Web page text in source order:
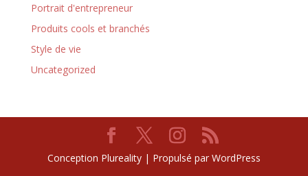
Portrait d'entrepreneur
Produits cools et branchés
Style de vie
Uncategorized
Conception Plureality | Propulsé par WordPress